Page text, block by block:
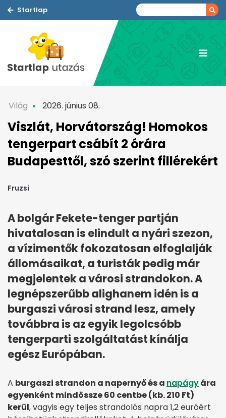
Startlap
Világ 2026. június 08.
Viszlát, Horvátország! Homokos
tengerpart csábít 2 órára
Budapesttől, szó szerint fillérekért
Fruzsi
A bolgár Fekete-tenger partján
hivatalosan is elindult a nyári szezon,
a vízimentők fokozatosan elfoglalják
állomásaikat, a turisták pedig már
megjelentek a városi strandokon. A
legnépszerűbb alighanem idén is a
burgaszi városi strand lesz, amely
továbbra is az egyik legolcsóbb
tengerparti szolgáltatást kínálja
egész Európában.
A burgaszi strandon a napernyő és a napágyára
egyenként mindössze 60 centbe (kb. 210 Ft)
kerül, vagyis egy teljes strandolós napra 1,2 euróért